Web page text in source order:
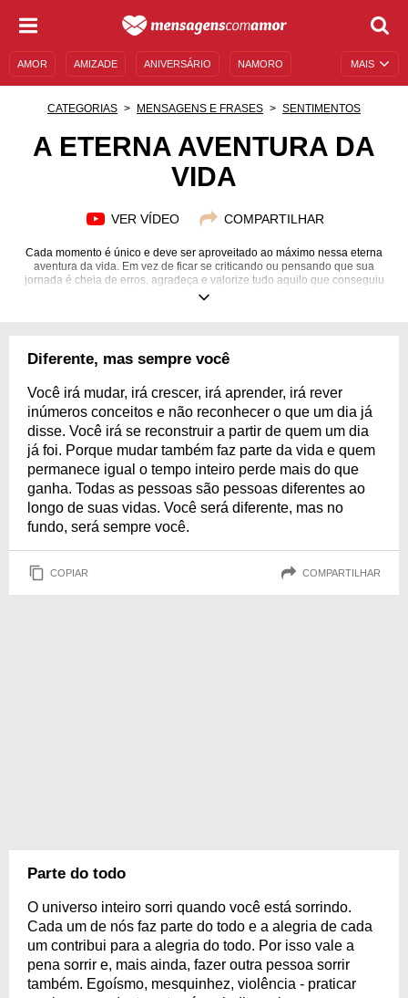
MAIS
AMOR AMIZADE ANIVERSÁRIO NAMORO
MENSAGENS DE ANIVERSÁRIO
CATEGORIAS MENSAGENS E FRASES SENTIMENTOS
A ETERNA AVENTURA DA
VIDA
VER VÍDEO COMPARTILHAR
Cada momento é único e deve ser aproveitado ao máximo nessa eterna
aventura da vida. Em vez de ficar se criticando ou pensando que sua
jornada é cheia de erros, agradeça e valorize tudo aquilo que conseguiu
conquistar. Sabe qual é o sentido da vida? Pra frente!
Diferente, mas sempre você
Você irá mudar, irá crescer, irá aprender, irá rever
inúmeros conceitos e não reconhecer o que um dia já
disse. Você irá se reconstruir a partir de quem um dia
já foi. Porque mudar também faz parte da vida e quem
permanece igual o tempo inteiro perde mais do que
ganha. Todas as pessoas são pessoas diferentes ao
longo de suas vidas. Você será diferente, mas no
fundo, será sempre você.
COPIAR COMPARTILHAR
Parte do todo
O universo inteiro sorri quando você está sorrindo.
Cada um de nós faz parte do todo e a alegria de cada
um contribui para a alegria do todo. Por isso vale a
pena sorrir e, mais ainda, fazer outra pessoa sorrir
também. Egoísmo, mesquinhez, violência - praticar